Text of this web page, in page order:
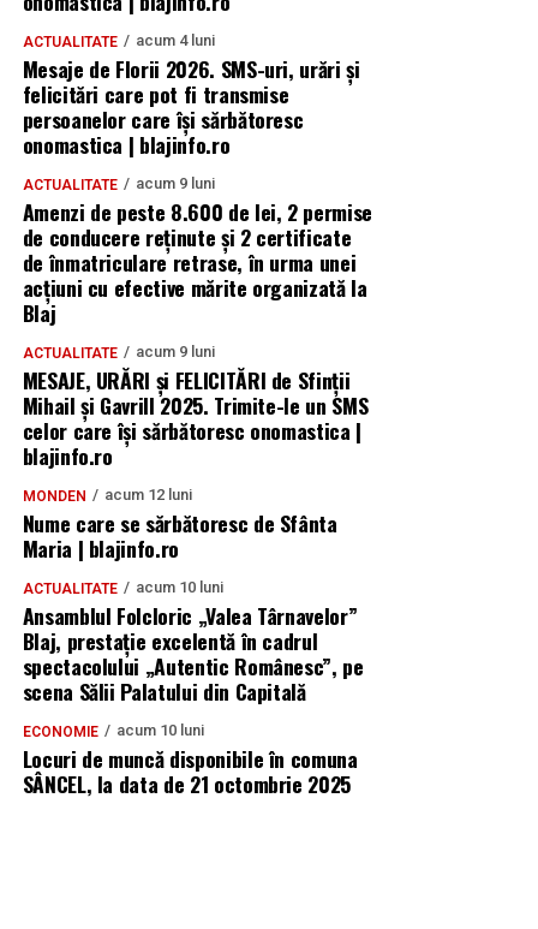
ACTUALITATE acum 4 luni
Mesaje de Florii 2026. SMS-uri, urări și
felicitări care pot fi transmise
persoanelor care îşi sărbătoresc
onomastica | blajinfo.ro
ACTUALITATE acum 9 luni
Amenzi de peste 8.600 de lei, 2 permise
de conducere reținute și 2 certificate
de înmatriculare retrase, în urma unei
acțiuni cu efective mărite organizată la
Blaj
ACTUALITATE acum 9 luni
MESAJE, URĂRI și FELICITĂRI de Sfinții
Mihail și Gavrill 2025. Trimite-le un SMS
celor care își sărbătoresc onomastica |
blajinfo.ro
MONDEN acum 12 luni
Nume care se sărbătoresc de Sfânta
Maria | blajinfo.ro
ACTUALITATE acum 10 luni
Ansamblul Folcloric „Valea Târnavelor”
Blaj, prestație excelentă în cadrul
spectacolului „Autentic Românesc”, pe
scena Sălii Palatului din Capitală
ECONOMIE acum 10 luni
Locuri de muncă disponibile în comuna
SÂNCEL, la data de 21 octombrie 2025